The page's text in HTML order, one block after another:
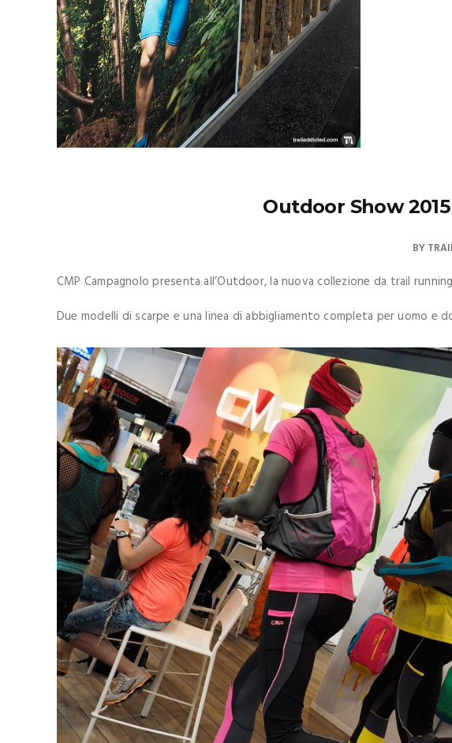
Outdoor Show
BY
CMP Campagnolo presenta all’Outdoor, la nuova collezione da trail
Due modelli di scarpe e una linea di abbigliamento completa per uomo e